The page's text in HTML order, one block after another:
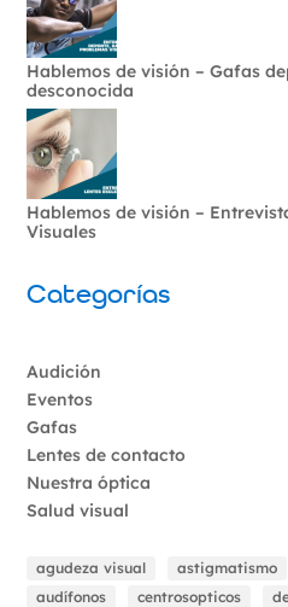
Hablemos de visión – Gafas
desconocida
Hablemos de visión –
Visuales
Categorías
Audición
Eventos
Gafas
Lentes de contacto
Nuestra óptica
Salud visual
agudeza visual astigmatismo
audífonos
centrosopticos